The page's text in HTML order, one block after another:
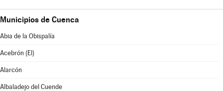
Municipios de Cuenca
Abia de la Obispalía
Acebrón (El)
Alarcón
Albaladejo del Cuende